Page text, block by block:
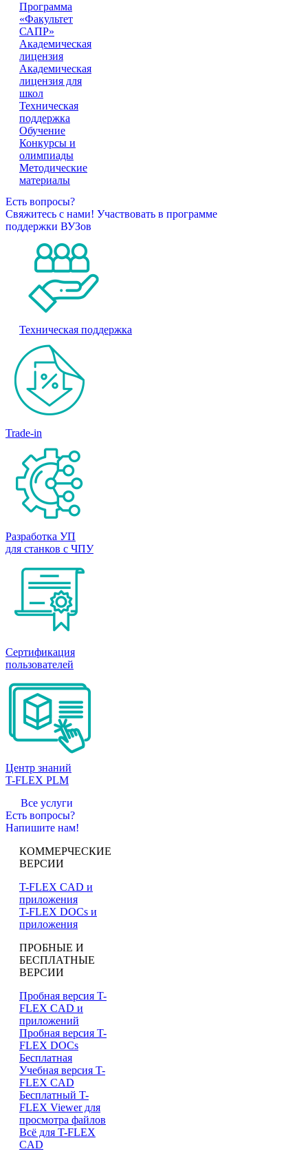
Программа
«Факультет
САПР»
Академическая
лицензия
Академическая
лицензия для
школ
Техническая
поддержка
Обучение
Конкурсы и
олимпиады
Методические
материалы
Есть вопросы?
Свяжитесь с нами! Участвовать в программе
поддержки ВУЗов
Техническая поддержка
Trade-in
Разработка УП
для станков с ЧПУ
Сертификация
пользователей
Центр знаний
T-FLEX PLM
Все услуги
Есть вопросы?
Напишите нам!
КОММЕРЧЕСКИЕ
ВЕРСИИ
T-FLEX CAD и
приложения
T-FLEX DOCs и
приложения
ПРОБНЫЕ И
БЕСПЛАТНЫЕ
ВЕРСИИ
Пробная версия T-
FLEX CAD и
приложений
Пробная версия T-
FLEX DOCs
Бесплатная
Учебная версия T-
FLEX CAD
Бесплатный T-
FLEX Viewer для
просмотра файлов
Всё для T-FLEX
CAD